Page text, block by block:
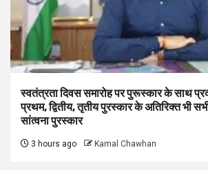
स्वतंत्रता दिवस समारोह पर पुरूस्‍कार के साथ
प्रथम, द्वितीय, तृतीय पुरस्कार के अतिरिक्त भी
सांत्वना पुरस्कार
3 hours ago Kamal Chawhan